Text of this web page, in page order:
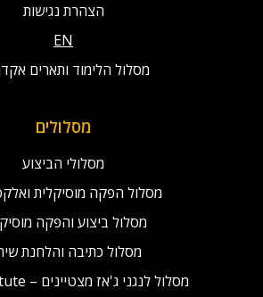
הצהרת נגישות
EN
מסלול הלימוד ותארים
מסלולים
מסלולי הביצוע
מסלול הפקה מוסיקלית
מסלול ביצוע והפקה
מסלול כתיבה והלחנת
מסלול לנגני ג'אז מצטיינים – Jazz Institute